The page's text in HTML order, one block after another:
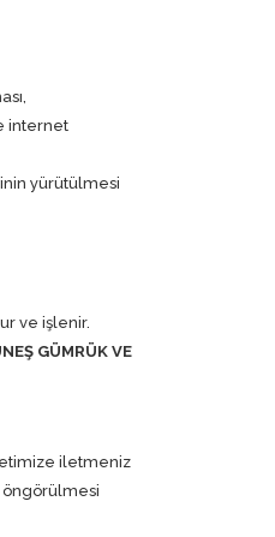
internet
yürütülmesi
ve işlenir.
GÜMRÜK VE
iletmeniz
öngörülmesi